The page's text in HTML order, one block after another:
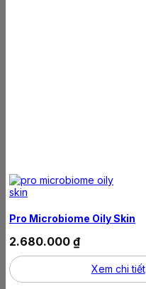
Pro Microbiome Oily Skin
2.680.000 ₫
Xem chi tiết